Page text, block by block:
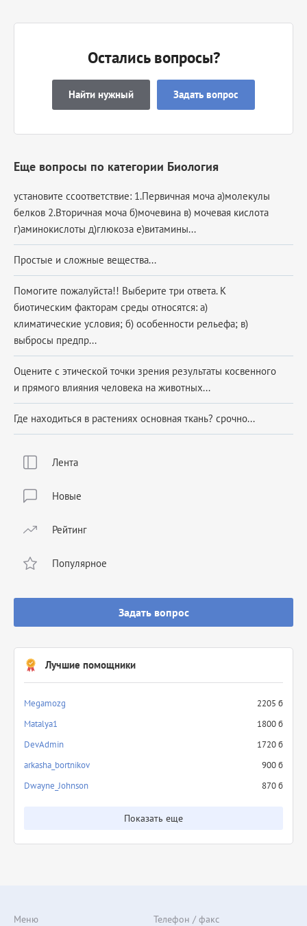
Лента
Новые
Рейтинг
Популярное
Задать вопрос
Лучшие помощники
Megamozg
2205 б
Matalya1
1800 б
DevAdmin
1720 б
arkasha_bortnikov
900 б
Dwayne_Johnson
870 б
Показать еще
Остались вопросы?
Найти нужный Задать вопрос
Еще вопросы по категории Биология
установите ссоответствие: 1.Первичная моча а)молекулы
белков 2.Вторичная моча б)мочевина в) мочевая кислота
г)аминокислоты д)глюкоза е)витамины...
Простые и сложные вещества...
Помогите пожалуйста!! Выберите три ответа. К
биотическим факторам среды относятся: а)
климатические условия; б) особенности рельефа; в)
выбросы предпр...
Оцените с этической точки зрения результаты косвенного
и прямого влияния человека на животных...
Где находиться в растениях основная ткань? срочно...
Меню Телефон / факс